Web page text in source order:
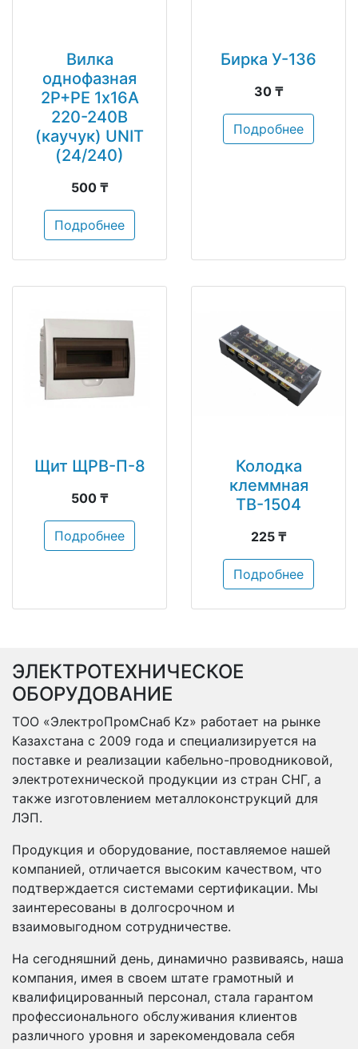
Вилка
однофазная
2Р+РЕ 1х16А
220-240В
(каучук) UNIT
(24/240)
500 ₸
Подробнее
Бирка У-136
30 ₸
Подробнее
Щит ЩРВ-П-8
500 ₸
Подробнее
Колодка
клеммная
ТВ-1504
225 ₸
Подробнее
ЭЛЕКТРОТЕХНИЧЕСКОЕ
ОБОРУДОВАНИЕ
ТОО «ЭлектроПромСнаб Kz» работает на рынке
Казахстана с 2009 года и специализируется на
поставке и реализации кабельно-проводниковой,
электротехнической продукции из стран СНГ, а
также изготовлением металлоконструкций для
ЛЭП.
Продукция и оборудование, поставляемое нашей
компанией, отличается высоким качеством, что
подтверждается системами сертификации. Мы
заинтересованы в долгосрочном и
взаимовыгодном сотрудничестве.
На сегодняшний день, динамично развиваясь, наша
компания, имея в своем штате грамотный и
квалифицированный персонал, стала гарантом
профессионального обслуживания клиентов
различного уровня и зарекомендовала себя